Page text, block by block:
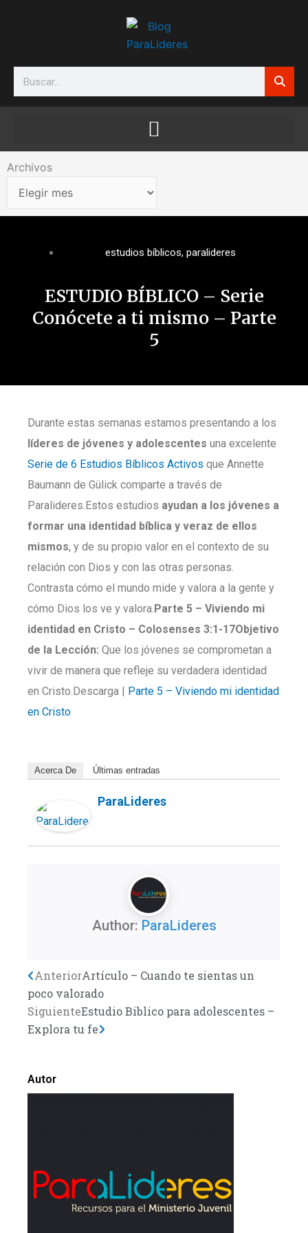
Search
Archivos
Archivos
estudios bíblicos, paralideres
ESTUDIO BÍBLICO – Serie
Conócete a ti mismo – Parte
5
Durante estas semanas estamos presentando a los
líderes de jóvenes y adolescentes una excelente
Serie de 6 Estudios Bíblicos Activos que Annette
Baumann de Gülick comparte a través de
Paralideres.Estos estudios ayudan a los jóvenes a
formar una identidad bíblica y veraz de ellos
mismos, y de su propio valor en el contexto de su
relación con Dios y con las otras personas.
Contrasta cómo el mundo mide y valora a la gente y
cómo Dios los ve y valora.Parte 5 – Viviendo mi
identidad en Cristo – Colosenses 3:1-17Objetivo
de la Lección: Que los jóvenes se comprometan a
vivir de manera que refleje su verdadera identidad
en Cristo.Descarga | Parte 5 – Viviendo mi identidad
en Cristo
Acerca De Últimas entradas
ParaLideres
Author: ParaLideres
Previo
AnteriorArtículo – Cuando te sientas un
poco valorado
SiguienteEstudio Biblico para adolescentes –
Explora tu fe
Next
Autor